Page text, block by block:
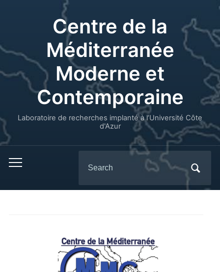
Centre de la
Méditerranée
Moderne et
Contemporaine
Laboratoire de recherches implanté à l’Université Côte
d'Azur
for: